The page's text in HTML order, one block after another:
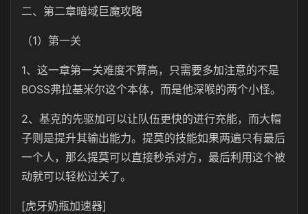
二、第二章暗域巨魔攻略
（1）第一关
1、这一章第一关难度不算高，只需要多加注意的不是
BOSS弗拉基米尔这个本体，而是他深喉的两个小怪。
2、基克的先驱加可以让队伍更快的进行充能，而大帽
子则是提升其输出能力。提莫的技能如果两遍只有最后
一个人，那么提莫可以直接秒杀对方，最后利用这个被
动就可以轻松过关了。
[虎牙奶瓶加速器]